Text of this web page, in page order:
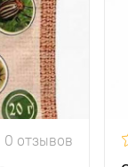
0 отзывов